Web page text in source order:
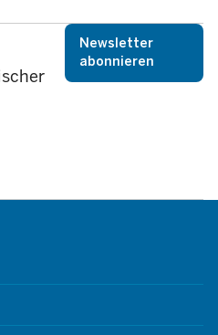
Newsletter
abonnieren